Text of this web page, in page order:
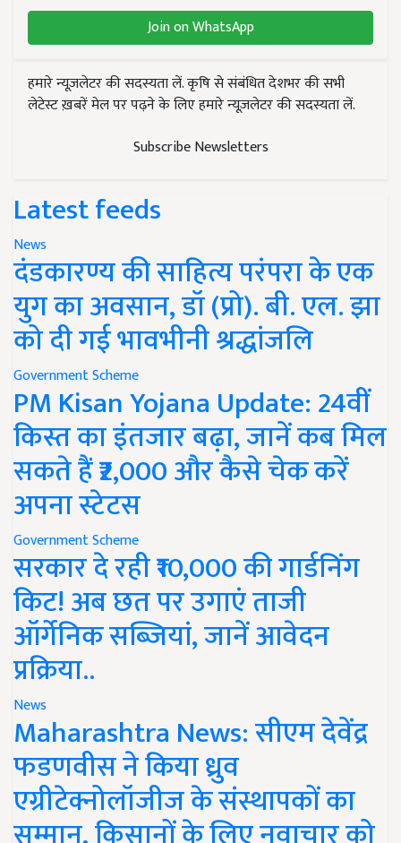
Join on WhatsApp
हमारे न्यूज़लेटर की सदस्यता लें. कृषि से संबंधित देशभर की सभी
लेटेस्ट ख़बरें मेल पर पढ़ने के लिए हमारे न्यूज़लेटर की सदस्यता लें.
Subscribe Newsletters
Latest feeds
News
दंडकारण्य की साहित्य परंपरा के एक
युग का अवसान, डॉ (प्रो). बी. एल. झा
को दी गई भावभीनी श्रद्धांजलि
Government Scheme
PM Kisan Yojana Update: 24वीं
किस्त का इंतजार बढ़ा, जानें कब मिल
सकते हैं ₹2,000 और कैसे चेक करें
अपना स्टेटस
Government Scheme
सरकार दे रही ₹10,000 की गार्डनिंग
किट! अब छत पर उगाएं ताजी
ऑर्गेनिक सब्जियां, जानें आवेदन
प्रक्रिया..
News
Maharashtra News: सीएम देवेंद्र
फडणवीस ने किया ध्रुव
एग्रीटेक्नोलॉजीज के संस्थापकों का